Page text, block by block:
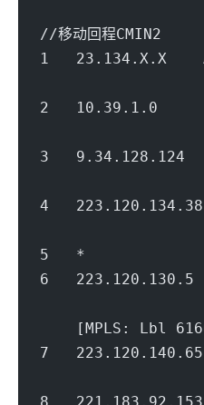
//移动回程CMIN2
1   23.134.X.X
2
3
4
5   *
6   223.120.130.5
[MPLS: Lbl
7   223.120.140.65